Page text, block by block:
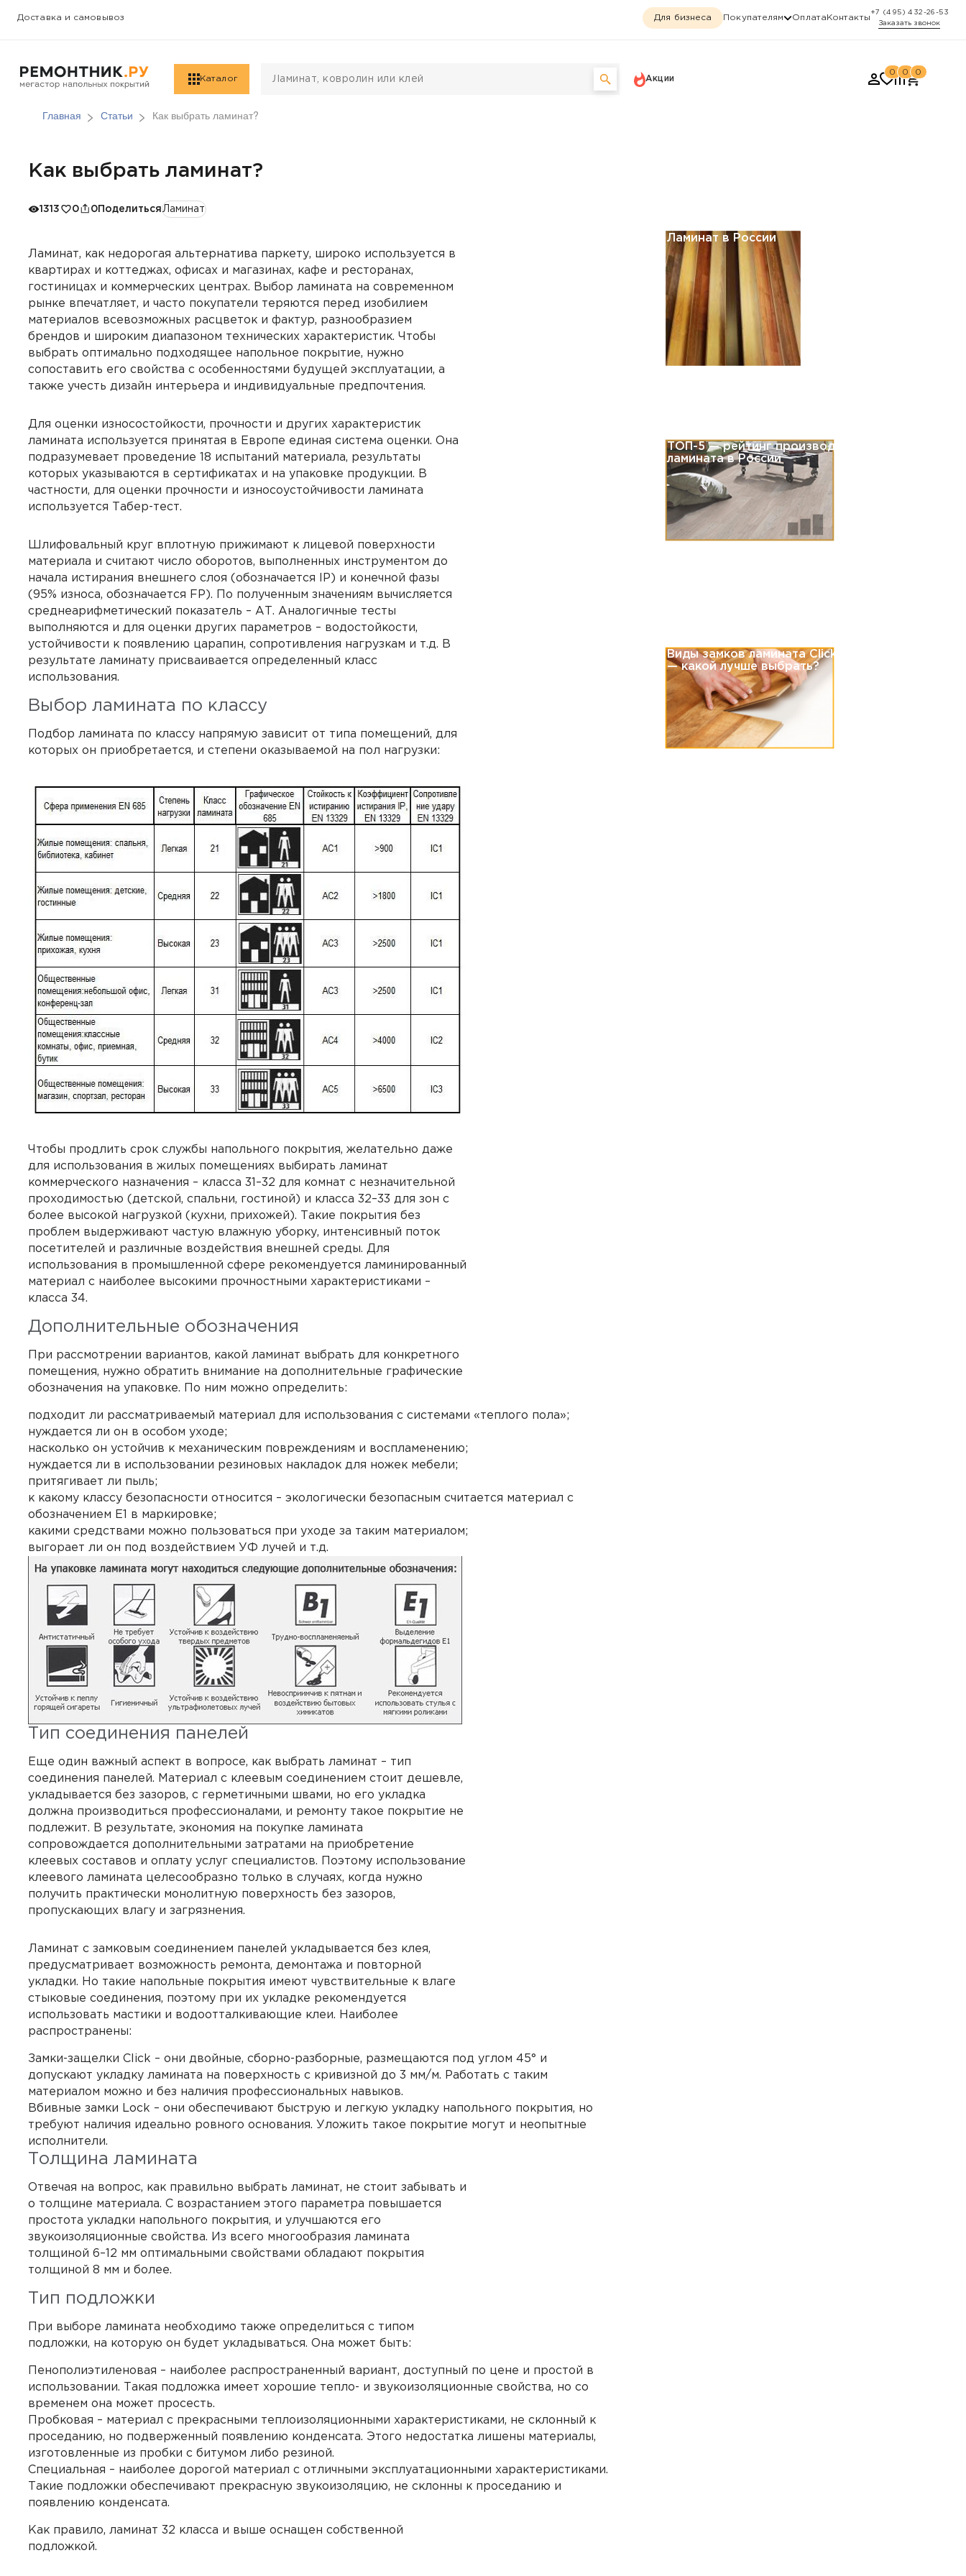
Доставка и самовывоз Для бизнеса Покупателям Оплата Контакты
+7 (495) 432-26-53
Заказать звонок
Каталог Акции
0 0 0
Главная Статьи Как выбрать ламинат?
Как выбрать ламинат?
1313 0 0ПоделитьсяЛаминат
Ламинат, как недорогая альтернатива паркету, широко используется в
квартирах и коттеджах, офисах и магазинах, кафе и ресторанах,
гостиницах и коммерческих центрах. Выбор ламината на современном
рынке впечатляет, и часто покупатели теряются перед изобилием
материалов всевозможных расцветок и фактур, разнообразием
брендов и широким диапазоном технических характеристик. Чтобы
выбрать оптимально подходящее напольное покрытие, нужно
сопоставить его свойства с особенностями будущей эксплуатации, а
также учесть дизайн интерьера и индивидуальные предпочтения.
Для оценки износостойкости, прочности и других характеристик
ламината используется принятая в Европе единая система оценки. Она
подразумевает проведение 18 испытаний материала, результаты
которых указываются в сертификатах и на упаковке продукции. В
частности, для оценки прочности и износоустойчивости ламината
используется Табер-тест.
Шлифовальный круг вплотную прижимают к лицевой поверхности
материала и считают число оборотов, выполненных инструментом до
начала истирания внешнего слоя (обозначается IP) и конечной фазы
(95% износа, обозначается FP). По полученным значениям вычисляется
среднеарифметический показатель – АТ. Аналогичные тесты
выполняются и для оценки других параметров – водостойкости,
устойчивости к появлению царапин, сопротивления нагрузкам и т.д. В
результате ламинату присваивается определенный класс
использования.
Выбор ламината по классу
Подбор ламината по классу напрямую зависит от типа помещений, для
которых он приобретается, и степени оказываемой на пол нагрузки:
Чтобы продлить срок службы напольного покрытия, желательно даже
для использования в жилых помещениях выбирать ламинат
коммерческого назначения – класса 31–32 для комнат с незначительной
проходимостью (детской, спальни, гостиной) и класса 32–33 для зон с
более высокой нагрузкой (кухни, прихожей). Такие покрытия без
проблем выдерживают частую влажную уборку, интенсивный поток
посетителей и различные воздействия внешней среды. Для
использования в промышленной сфере рекомендуется ламинированный
материал с наиболее высокими прочностными характеристиками –
класса 34.
Дополнительные обозначения
При рассмотрении вариантов, какой ламинат выбрать для конкретного
помещения, нужно обратить внимание на дополнительные графические
обозначения на упаковке. По ним можно определить:
подходит ли рассматриваемый материал для использования с системами «теплого пола»;
нуждается ли он в особом уходе;
насколько он устойчив к механическим повреждениям и воспламенению;
нуждается ли в использовании резиновых накладок для ножек мебели;
притягивает ли пыль;
к какому классу безопасности относится – экологически безопасным считается материал с
обозначением Е1 в маркировке;
какими средствами можно пользоваться при уходе за таким материалом;
выгорает ли он под воздействием УФ лучей и т.д.
Тип соединения панелей
Еще один важный аспект в вопросе, как выбрать ламинат – тип
соединения панелей. Материал с клеевым соединением стоит дешевле,
укладывается без зазоров, с герметичными швами, но его укладка
должна производиться профессионалами, и ремонту такое покрытие не
подлежит. В результате, экономия на покупке ламината
сопровождается дополнительными затратами на приобретение
клеевых составов и оплату услуг специалистов. Поэтому использование
клеевого ламината целесообразно только в случаях, когда нужно
получить практически монолитную поверхность без зазоров,
пропускающих влагу и загрязнения.
Ламинат с замковым соединением панелей укладывается без клея,
предусматривает возможность ремонта, демонтажа и повторной
укладки. Но такие напольные покрытия имеют чувствительные к влаге
стыковые соединения, поэтому при их укладке рекомендуется
использовать мастики и водоотталкивающие клеи. Наиболее
распространены:
Замки-защелки Click – они двойные, сборно-разборные, размещаются под углом 45° и
допускают укладку ламината на поверхность с кривизной до 3 мм/м. Работать с таким
материалом можно и без наличия профессиональных навыков.
Вбивные замки Lock – они обеспечивают быструю и легкую укладку напольного покрытия, но
требуют наличия идеально ровного основания. Уложить такое покрытие могут и неопытные
исполнители.
Толщина ламината
Отвечая на вопрос, как правильно выбрать ламинат, не стоит забывать и
о толщине материала. С возрастанием этого параметра повышается
простота укладки напольного покрытия, и улучшаются его
звукоизоляционные свойства. Из всего многообразия ламината
толщиной 6–12 мм оптимальными свойствами обладают покрытия
толщиной 8 мм и более.
Тип подложки
При выборе ламината необходимо также определиться с типом
подложки, на которую он будет укладываться. Она может быть:
Пенополиэтиленовая – наиболее распространенный вариант, доступный по цене и простой в
использовании. Такая подложка имеет хорошие тепло- и звукоизоляционные свойства, но со
временем она может просесть.
Пробковая – материал с прекрасными теплоизоляционными характеристиками, не склонный к
проседанию, но подверженный появлению конденсата. Этого недостатка лишены материалы,
изготовленные из пробки с битумом либо резиной.
Специальная – наиболее дорогой материал с отличными эксплуатационными характеристиками.
Такие подложки обеспечивают прекрасную звукоизоляцию, не склонны к проседанию и
появлению конденсата.
Как правило, ламинат 32 класса и выше оснащен собственной
подложкой.
Ламинат в России
ТОП-5 — рейтинг производителей
ламината в России
Виды замков ламината Click и Lock
— какой лучше выбрать?